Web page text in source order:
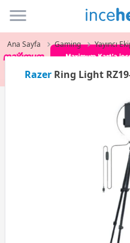
Ana Sayfa Gaming Yayıncı
RazerRing Light